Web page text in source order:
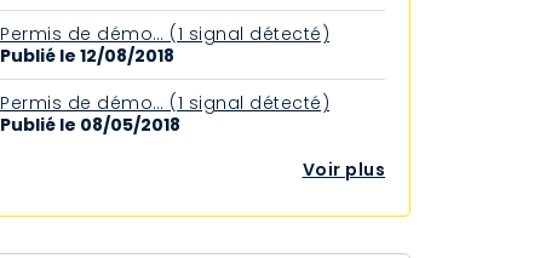
Permis de démo… (1 signal détecté)
Publié le 12/08/2018
Permis de démo… (1 signal détecté)
Publié le 08/05/2018
Voir plus